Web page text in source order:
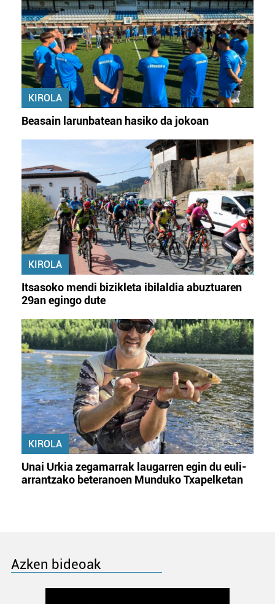
KIROLA
Beasain larunbatean hasiko da jokoan
KIROLA
Itsasoko mendi bizikleta ibilaldia abuztuaren
29an egingo dute
KIROLA
Unai Urkia zegamarrak laugarren egin du euli-
arrantzako beteranoen Munduko Txapelketan
Azken bideoak